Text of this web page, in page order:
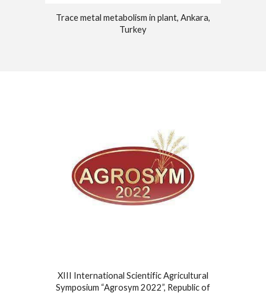
Trace metal metabolism in plant, Ankara,
Turkey
XIII International Scientific Agricultural
Symposium “Agrosym 2022”, Republic of